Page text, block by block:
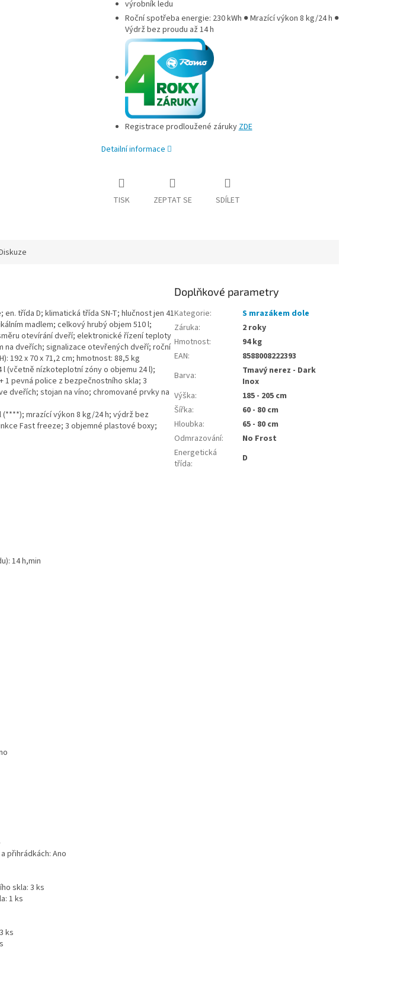
výrobník ledu
Roční spotřeba energie: 230 kWh ● Mrazící výkon 8 kg/24 h ●
Výdrž bez proudu až 14 h
Registrace prodloužené záruky ZDE
Detailní informace
TISK ZEPTAT SE SDÍLET
třída D; klimatická třída SN-T; hlučnost jen 41
madlem; celkový hrubý objem 510 l;
otevírání dveří; elektronické řízení teploty
na dveřích; signalizace otevřených dveří; roční
192 x 70 x 71,2 cm; hmotnost: 88,5 kg
(včetně nízkoteplotní zóny o objemu 24 l);
1 pevná police z bezpečnostního skla; 3
dveřích; stojan na víno; chromované prvky na
mrazící výkon 8 kg/24 h; výdrž bez
Fast freeze; 3 objemné plastové boxy;
14 h,min
přihrádkách: Ano
skla: 3 ks
1 ks
3 ks
Doplňkové parametry
Kategorie:
S mrazákem dole
Záruka:
2 roky
Hmotnost:
94 kg
EAN:
8588008222393
Barva:
Tmavý nerez - Dark
Inox
Výška:
185 - 205 cm
Šířka:
60 - 80 cm
Hloubka:
65 - 80 cm
Odmrazování:
No Frost
Energetická
třída: D